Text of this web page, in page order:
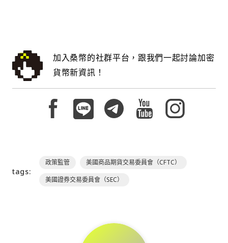
加入桑幣的社群平台，跟我們一起討論加密
貨幣新資訊！
tags:
政策監管
美國商品期貨交易委員會（CFTC）
美國證券交易委員會（SEC）